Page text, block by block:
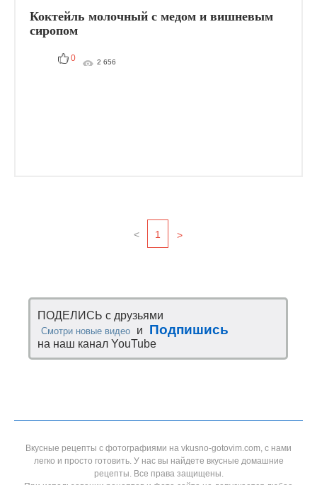
Коктейль молочный с медом и вишневым
сиропом
0 2 656
< 1 >
ПОДЕЛИСЬ с друзьями
Смотри новые видео и Подпишись
на наш канал YouTube
Вкусные рецепты с фотографиями на vkusno-gotovim.com, с нами
легко и просто готовить. У нас вы найдете вкусные домашние
рецепты. Все права защищены.